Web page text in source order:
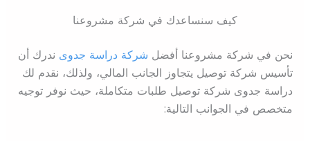
كيف سنساعدك في شركة مشروعنا
نحن في شركة مشروعنا أفضل شركة دراسة جدوىندرك أن
تأسيس شركة توصيل يتجاوز الجانب المالي، ولذلك، نقدم لك
دراسة جدوى شركة توصيل طلبات متكاملة، حيث نوفر توجيه
متخصص في الجوانب التالية: